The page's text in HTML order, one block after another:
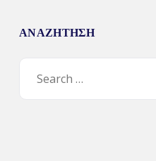
ΑΝΑΖΗΤΗΣΗ